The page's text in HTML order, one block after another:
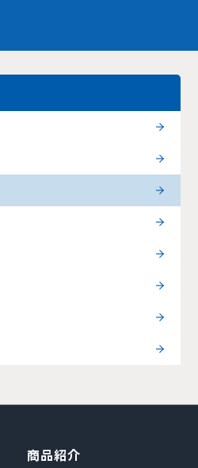
商品紹介